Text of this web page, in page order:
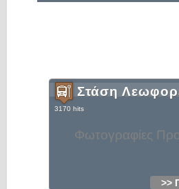
Φωτογραφίες
Στάση
3170 hits
>>